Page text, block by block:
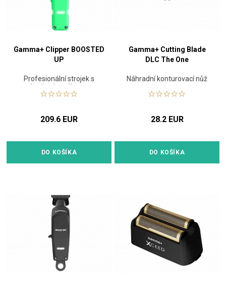
Gamma+ Clipper BOOSTED
UP
Profesionální strojek s
vylepšeným výkonem,
rotačním motorem
209.6 EUR
DO KOŠÍKA
Gamma+ Cutting Blade
DLC The One
Náhradní konturovací nůž
28.2 EUR
DO KOŠÍKA